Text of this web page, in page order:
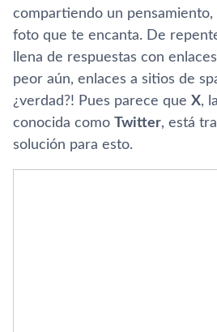
compartiendo un pensamiento,
foto que te encanta. De
llena de respuestas con
peor aún, enlaces a sitios de
¿verdad?! Pues parece que X,
conocida como Twitter, está
solución para esto.